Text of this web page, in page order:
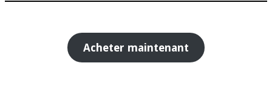
Acheter maintenant